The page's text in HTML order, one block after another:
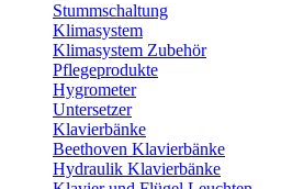
Stummschaltung
Klimasystem
Klimasystem Zubehör
Pflegeprodukte
Hygrometer
Untersetzer
Klavierbänke
Beethoven Klavierbänke
Hydraulik Klavierbänke